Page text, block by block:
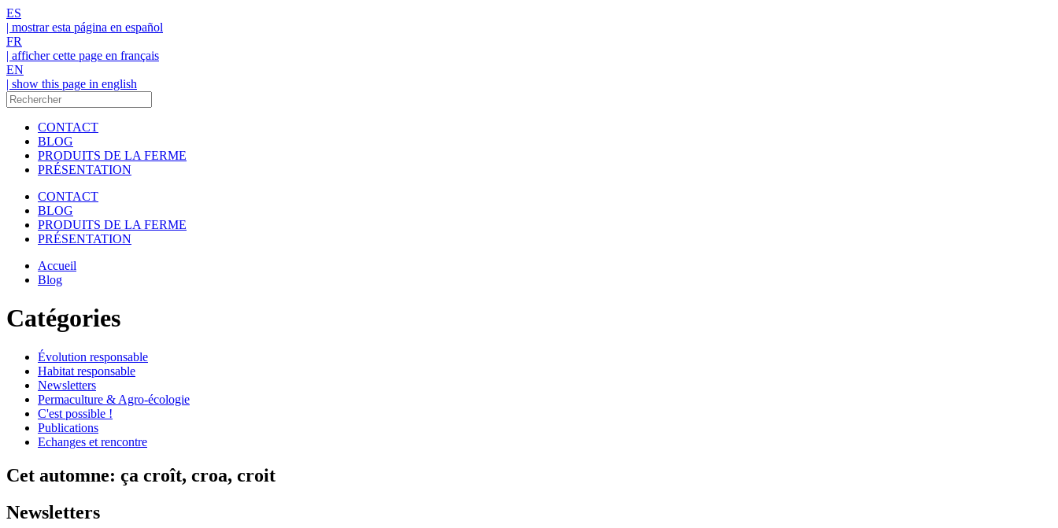
ES
| mostrar esta página en español
FR
| afficher cette page en français
EN
| show this page in english
CONTACT
BLOG
PRODUITS DE LA FERME
PRÉSENTATION
CONTACT
BLOG
PRODUITS DE LA FERME
PRÉSENTATION
Accueil
Blog
Catégories
Évolution responsable
Habitat responsable
Newsletters
Permaculture & Agro-écologie
C'est possible !
Publications
Echanges et rencontre
Cet automne: ça croît, croa, croit
Newsletters